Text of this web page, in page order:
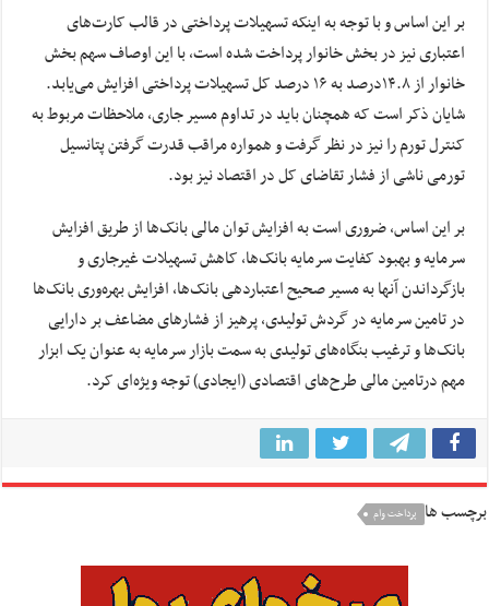
بر این اساس و با توجه به اینکه تسهیلات پرداختی در قالب کارت‌های
اعتباری نیز در بخش خانوار پرداخت شده است، با این اوصاف سهم بخش
خانوار از ۱۴.۸درصد به ۱۶ درصد کل تسهیلات پرداختی افزایش می‌یابد.
شایان ذکر است که همچنان باید در تداوم مسیر جاری، ملاحظات مربوط به
کنترل تورم را نیز در نظر گرفت و همواره مراقب قدرت گرفتن پتانسیل
تورمی ناشی از فشار تقاضای کل در اقتصاد نیز بود.
بر این اساس، ضروری است به افزایش توان مالی بانک‌ها از طریق افزایش
سرمایه و بهبود کفایت سرمایه بانک‌ها، کاهش تسهیلات غیرجاری و
بازگرداندن آنها به مسیر صحیح اعتباردهی بانک‌ها، افزایش بهره‌وری بانک‌ها
در تامین سرمایه در گردش تولیدی، پرهیز از فشارهای مضاعف بر دارایی
بانک‌ها و ترغیب بنگاه‌های تولیدی به سمت بازار سرمایه به عنوان یک ابزار
مهم درتامین مالی طرح‌های اقتصادی (ایجادی) توجه ویژه‌ای کرد.
برچسب ها پرداخت وام